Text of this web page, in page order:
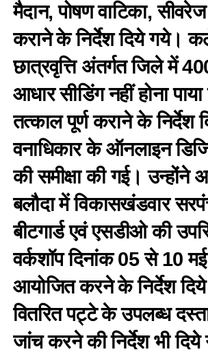
मैदान, पोषण वाटिका,
कराने के निर्देश दिये गये।
छात्रवृत्ति अंतर्गत जिले में
आधार सीडिंग नहीं होना
तत्काल पूर्ण कराने के निर्देश
वनाधिकार के ऑनलाइन
की समीक्षा की गई। उन्होंने
बलौदा में विकासखंडवार
बीटगार्ड एवं एसडीओ की
वर्कशॉप दिनांक 05 से 10
आयोजित करने के निर्देश
वितरित पट्टे के उपलब्ध
जांच करने की निर्देश भी